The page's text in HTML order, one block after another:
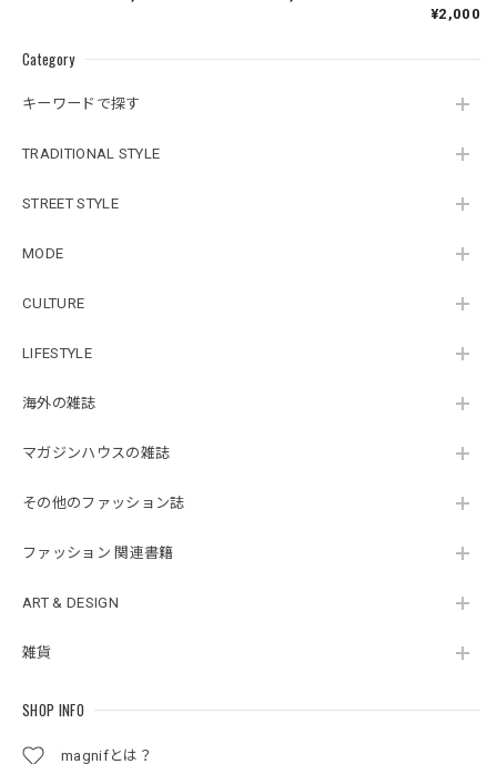
Category
キーワードで探す
TRADITIONAL STYLE
STREET STYLE
MODE
CULTURE
LIFESTYLE
海外の雑誌
マガジンハウスの雑誌
その他のファッション誌
ファッション 関連書籍
ART & DESIGN
雑貨
SHOP INFO
magnifとは？
¥2,000